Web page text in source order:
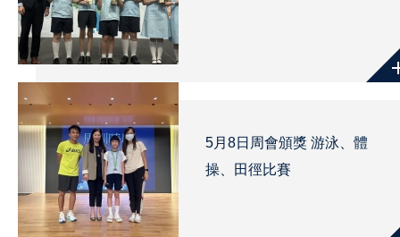
5月8日周會頒獎 游泳、體
操、田徑比賽